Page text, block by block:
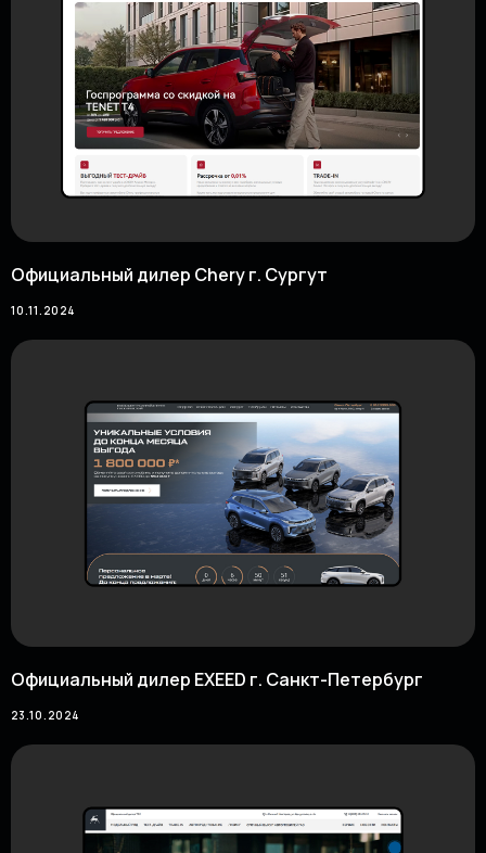
Официальный дилер Chery г. Сургут
10.11.2024
Официальный дилер EXEED г. Санкт-Петербург
23.10.2024